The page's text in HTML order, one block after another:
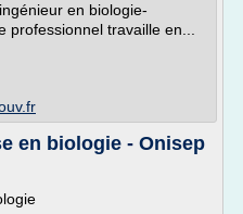
en biologie-
professionnel travaille en...
en biologie - Onisep